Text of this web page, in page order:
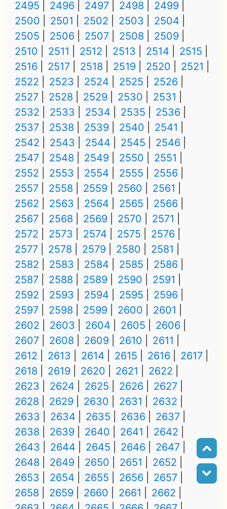
2495
2496 2497 2498
2499
2500
2501 2502 2503
2504
2505
2506 2507 2508
2509
2510
2511 2512 2513 2514
2515
2516
2517 2518 2519 2520
2521
2522
2523 2524 2525
2526
2527
2528 2529 2530
2531
2532
2533 2534 2535
2536
2537
2538 2539 2540
2541
2542
2543 2544 2545
2546
2547
2548 2549 2550
2551
2552
2553 2554 2555
2556
2557
2558 2559 2560
2561
2562
2563 2564 2565
2566
2567
2568 2569 2570
2571
2572
2573 2574 2575
2576
2577
2578 2579 2580
2581
2582
2583 2584 2585
2586
2587
2588 2589 2590
2591
2592
2593 2594 2595
2596
2597
2598 2599 2600
2601
2602
2603 2604 2605
2606
2607
2608 2609 2610
2611
2612
2613 2614 2615 2616
2617
2618
2619 2620 2621
2622
2623
2624 2625 2626
2627
2628
2629 2630 2631
2632
2633
2634 2635 2636
2637
2638
2639 2640 2641
2642
2643
2644 2645 2646
2647
2648
2649 2650 2651
2652
2653
2654 2655 2656
2657
2658
2659 2660 2661
2662